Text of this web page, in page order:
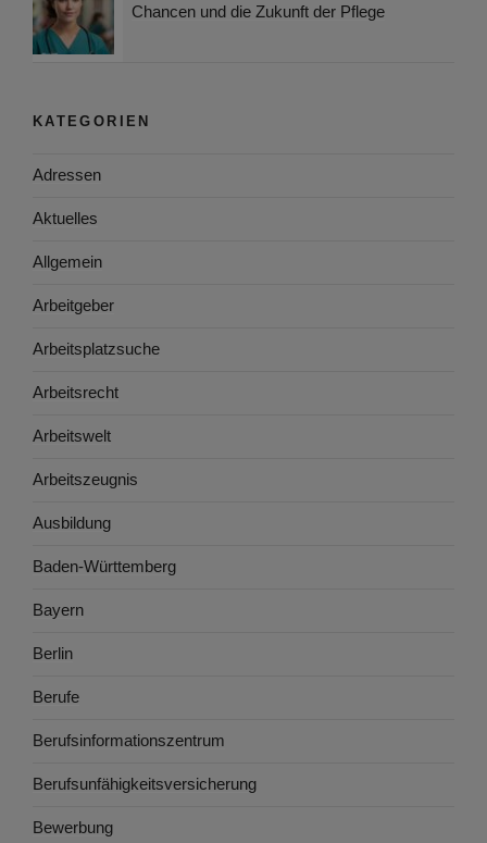
Chancen und die Zukunft der Pflege
KATEGORIEN
Adressen
Aktuelles
Allgemein
Arbeitgeber
Arbeitsplatzsuche
Arbeitsrecht
Arbeitswelt
Arbeitszeugnis
Ausbildung
Baden-Württemberg
Bayern
Berlin
Berufe
Berufsinformationszentrum
Berufsunfähigkeitsversicherung
Bewerbung